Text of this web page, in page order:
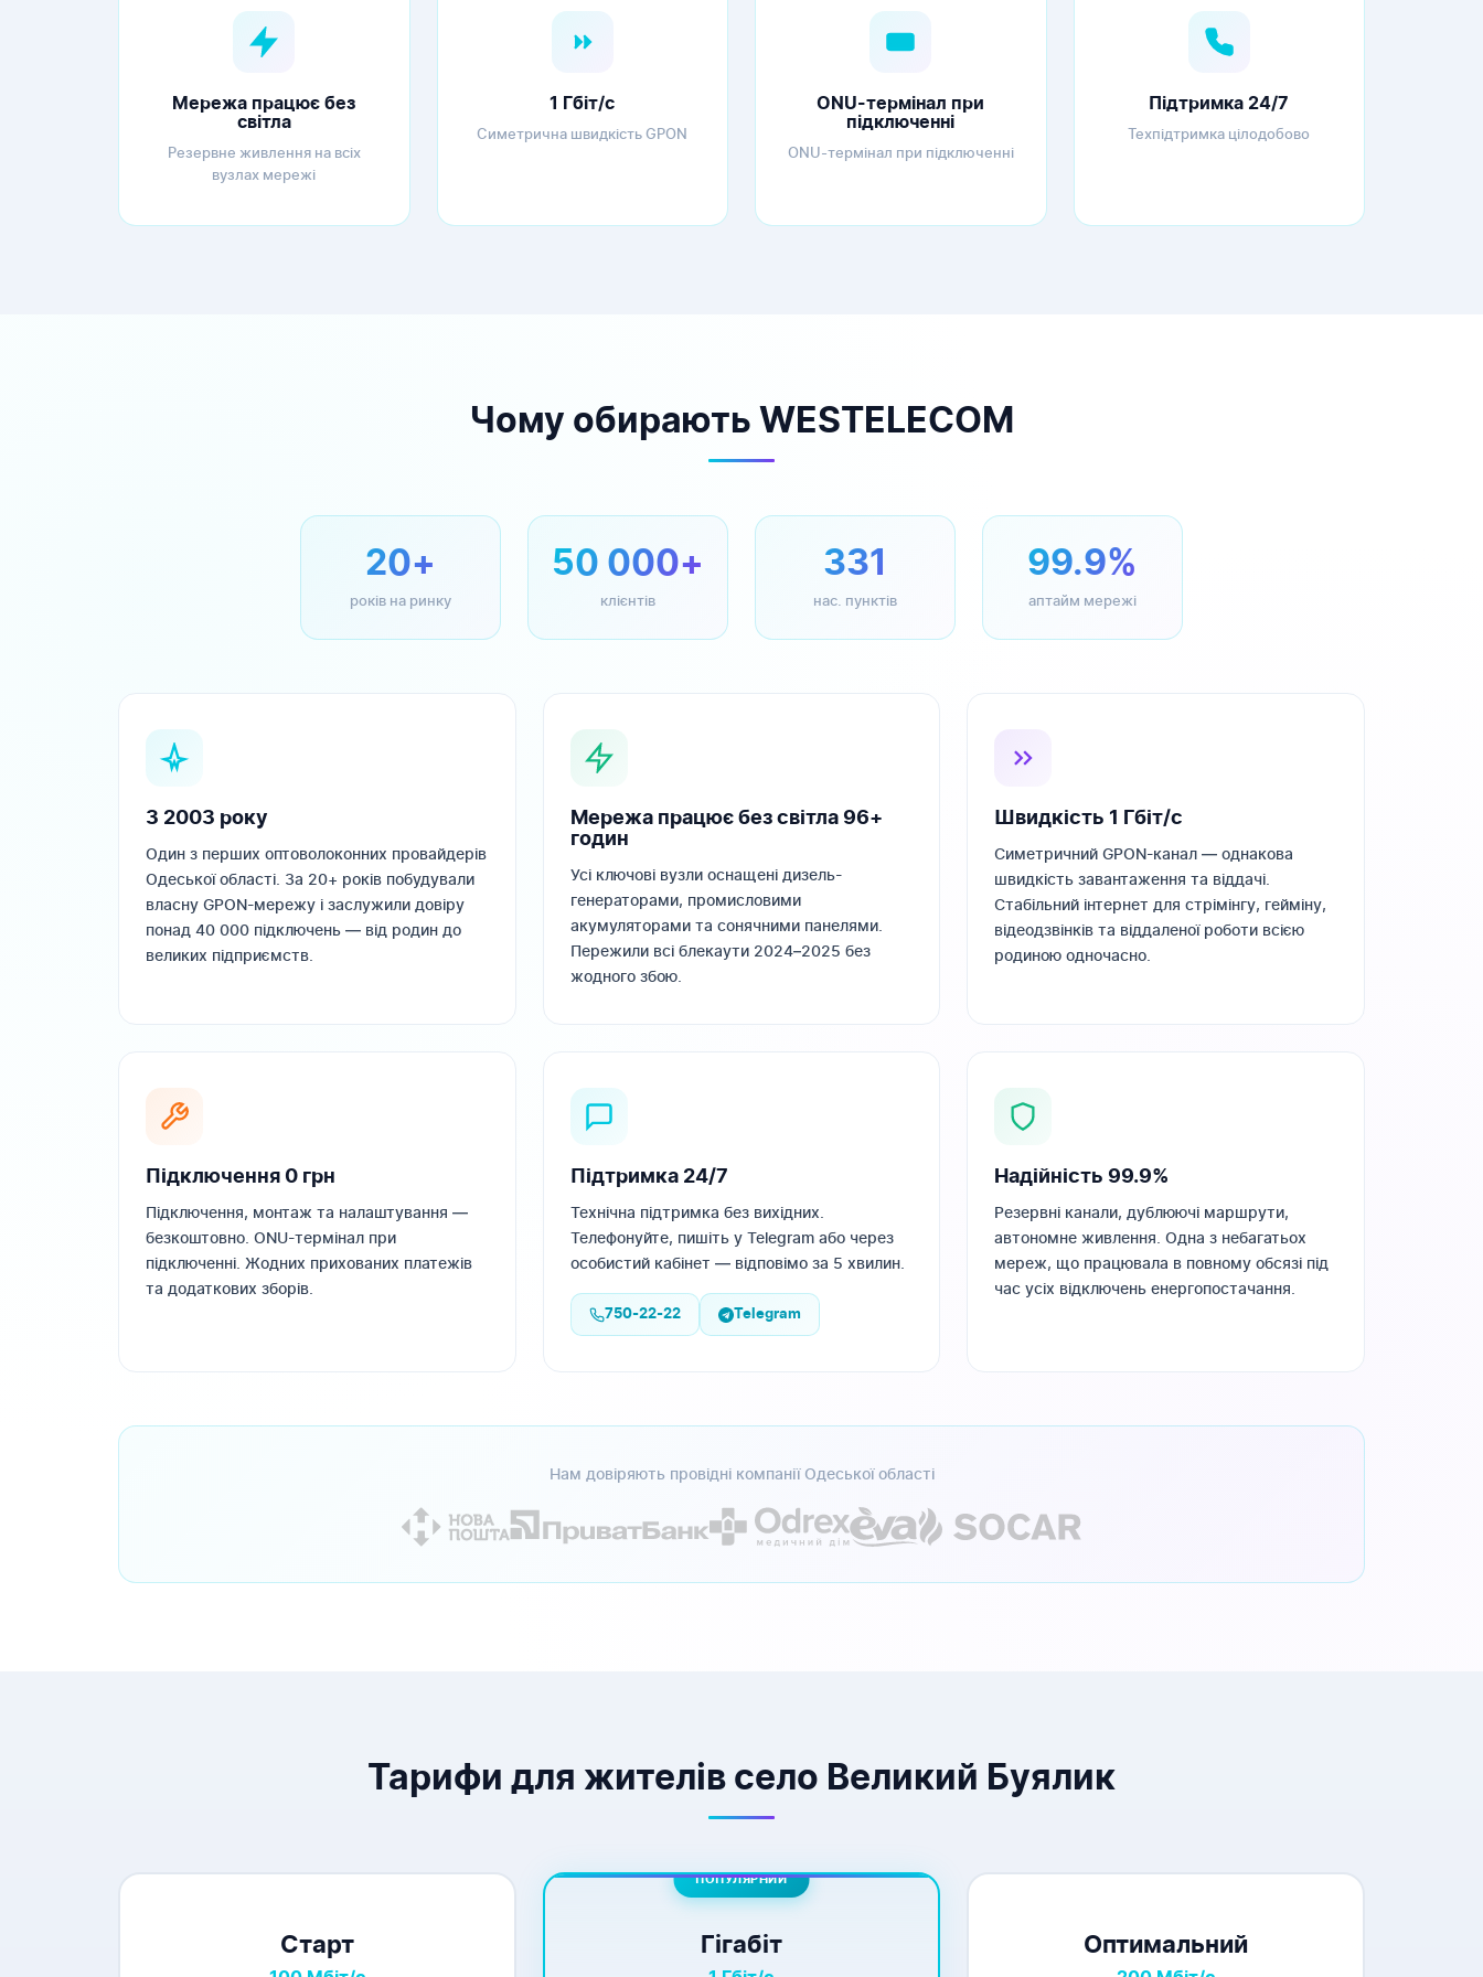
Мережа працює без
світла
Резервне живлення на всіх
вузлах мережі
1 Гбіт/с
Симетрична швидкість GPON
ONU-термінал при
підключенні
ONU-термінал при підключенні
Підтримка 24/7
Техпідтримка цілодобово
Чому обирають WESTELECOM
20+
років на ринку
50 000+
клієнтів
331
нас. пунктів
99.9%
аптайм мережі
З 2003 року
Один з перших оптоволоконних провайдерів
Одеської області. За 20+ років побудували
власну GPON-мережу і заслужили довіру
понад 40 000 підключень — від родин до
великих підприємств.
Мережа працює без світла 96+
годин
Усі ключові вузли оснащені дизель-
генераторами, промисловими
акумуляторами та сонячними панелями.
Пережили всі блекаути 2024–2025 без
жодного збою.
Швидкість 1 Гбіт/с
Симетричний GPON-канал — однакова
швидкість завантаження та віддачі.
Стабільний інтернет для стрімінгу, гейміну,
відеодзвінків та віддаленої роботи всією
родиною одночасно.
Підключення 0 грн
Підключення, монтаж та налаштування —
безкоштовно. ONU-термінал при
підключенні. Жодних прихованих платежів
та додаткових зборів.
Підтримка 24/7
Технічна підтримка без вихідних.
Телефонуйте, пишіть у Telegram або через
особистий кабінет — відповімо за 5 хвилин.
750-22-22 Telegram
Надійність 99.9%
Резервні канали, дублюючі маршрути,
автономне живлення. Одна з небагатьох
мереж, що працювала в повному обсязі під
час усіх відключень енергопостачання.
Нам довіряють провідні компанії Одеської області
Тарифи для жителів село Великий Буялик
Старт
ПОПУЛЯРНИЙ
Гігабіт Оптимальний